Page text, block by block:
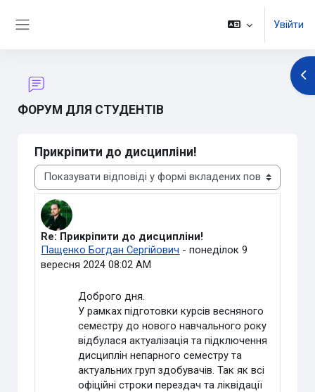
Увійти
ФОРУМ ДЛЯ СТУДЕНТІВ
Прикріпити до дисципліни!
Тип показу
Re: Прикріпити до дисципліни!
Пащенко Богдан Сергійович -понеділок 9
вересня 2024 08:02 AM
Кількість відповідей: 0
Доброго дня.
У рамках підготовки курсів весняного
семестру до нового навчального року
відбулася актуалізація та підключення
дисциплін непарного семестру та
актуальних груп здобувачів. Так як всі
офіційні строки перездач та ліквідації